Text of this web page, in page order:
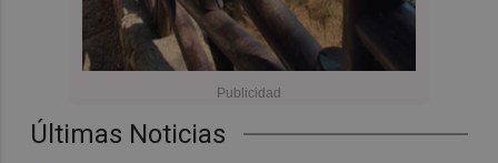
Últimas Noticias